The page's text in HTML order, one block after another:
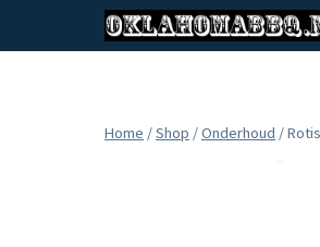
Home /Shop /Onderhoud /